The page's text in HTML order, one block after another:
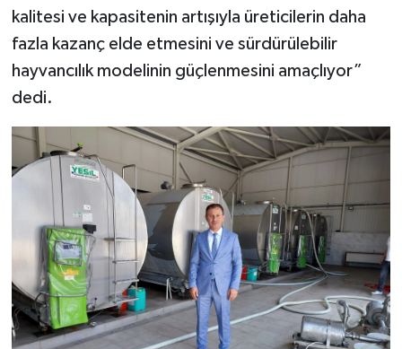
kalitesi ve kapasitenin artışıyla üreticilerin daha
fazla kazanç elde etmesini ve sürdürülebilir
hayvancılık modelinin güçlenmesini amaçlıyor”
dedi.